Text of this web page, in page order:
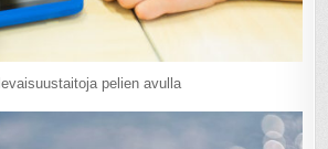
pelien avulla